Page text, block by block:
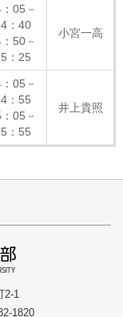
05－
：40
50－
：25
小宮一高
05－
：55
05－
：55
井上貴照
2-1
1820